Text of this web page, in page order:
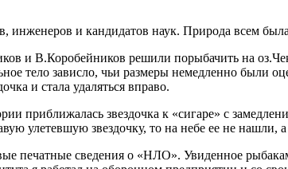
инженеров и кандидатов наук. Природа всем
и В.Коробейников решили порыбачить на
тело зависло, чьи размеры немедленно
и стала удаляться вправо.
приближалась звездочка к «сигаре» с
улетевшую звездочку, то на небе ее не нашли,
печатные сведения о «НЛО». Увиденное